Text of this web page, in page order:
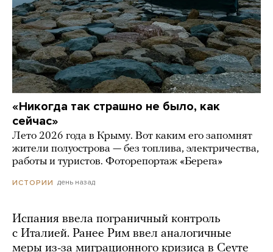
«Никогда так страшно не было, как
сейчас»
Лето 2026 года в Крыму. Вот каким его запомнят
жители полуострова — без топлива, электричества,
работы и туристов. Фоторепортаж «Берега»
ИСТОРИИ день назад
Испания ввела пограничный контроль
с Италией. Ранее Рим ввел аналогичные
меры из-за миграционного кризиса в Сеуте